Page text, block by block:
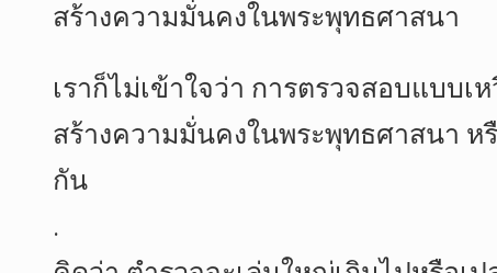
สร้างความมั่นคงในพระพุทธศาสนา
เราก็ไม่เข้าใจว่า การตรวจสอบแบบ
สร้างความมั่นคงในพระพุทธศาสนา
กัน
.